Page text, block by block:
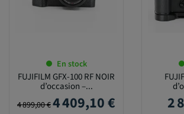
En stock
FUJIFILM GFX-100 RF NOIR
d’occasion –...
Prix de base
4 899,00 €Prix
4 409,10 € Prix
2